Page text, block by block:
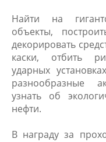
Найти на
объекты,
декорировать
каски, отбить
ударных
разнообразные
узнать об
нефти.
​В награду за